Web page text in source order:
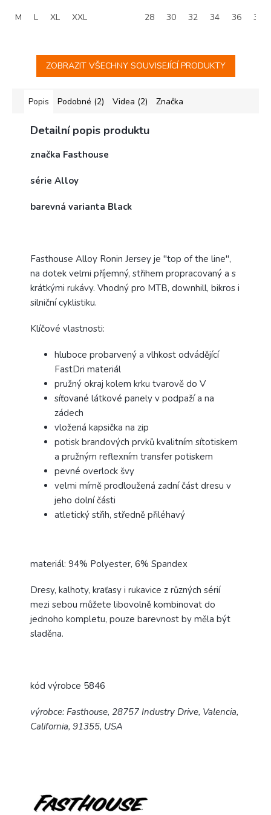
M L XL XXL 28 30 32 34 36 38
ZOBRAZIT VŠECHNY SOUVISEJÍCÍ PRODUKTY
Popis Podobné (2) Videa (2) Značka
Detailní popis produktu
značka Fasthouse
série Alloy
barevná varianta Black
Fasthouse Alloy Ronin Jersey je "top of the line",
na dotek velmi příjemný, střihem propracovaný a s
krátkými rukávy. Vhodný pro MTB, downhill, bikros i
silniční cyklistiku.
Klíčové vlastnosti:
hluboce probarvený a vlhkost odvádějící
FastDri materiál
pružný okraj kolem krku tvarově do V
síťované látkové panely v podpaží a na
zádech
vložená kapsička na zip
potisk brandových prvků kvalitním sítotiskem
a pružným reflexním transfer potiskem
pevné overlock švy
velmi mírně prodloužená zadní část dresu v
jeho dolní části
atletický střih, středně přiléhavý
materiál: 94% Polyester, 6% Spandex
Dresy, kalhoty, kraťasy i rukavice z různých sérií
mezi sebou můžete libovolně kombinovat do
jednoho kompletu, pouze barevnost by měla být
sladěna.
kód výrobce 5846
výrobce: Fasthouse, 28757 Industry Drive, Valencia,
California, 91355, USA